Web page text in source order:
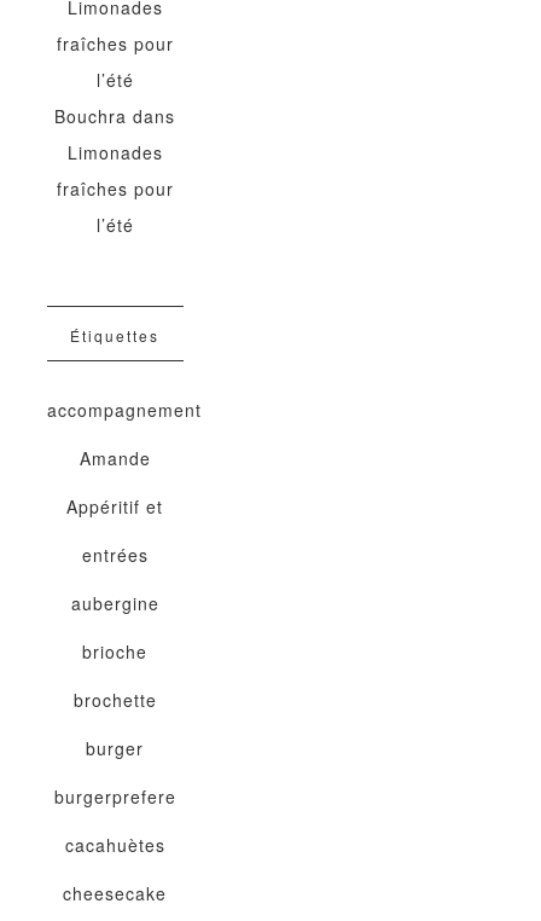
Limonades
fraîches pour
l’été
Bouchra dans
Limonades
fraîches pour
l’été
Étiquettes
accompagnement
Amande
Appéritif et
entrées
aubergine
brioche
brochette
burger
burgerprefere
cacahuètes
cheesecake